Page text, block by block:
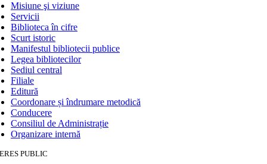
Misiune şi viziune
Servicii
Biblioteca în cifre
Scurt istoric
Manifestul bibliotecii publice
Legea bibliotecilor
Sediul central
Filiale
Editură
Coordonare și îndrumare metodică
Conducere
Consiliul de Administrație
Organizare internă
PUBLIC